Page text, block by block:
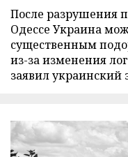
После разрушения
Одессе Украина
существенным
из-за изменения
заявил